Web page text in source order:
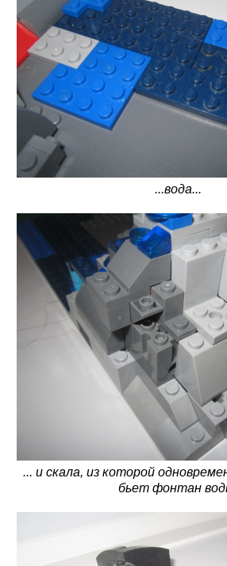
...вода...
... и скала, из которой
бьет фонтан